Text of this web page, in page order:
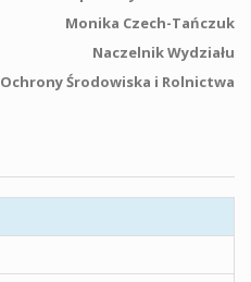
Monika Czech-Tańczuk
Naczelnik Wydziału
Ochrony Środowiska i Rolnictwa